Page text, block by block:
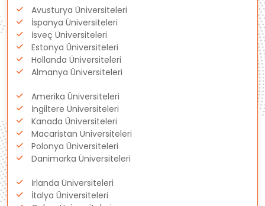
Fransa
Litvanya
Letonya
Gürcistan
Estonya
İsveç
Danimarka
Avusturya Üniversiteleri
İspanya Üniversiteleri
İsveç Üniversiteleri
Estonya Üniversiteleri
Hollanda Üniversiteleri
Almanya Üniversiteleri
Amerika Üniversiteleri
İngiltere Üniversiteleri
Kanada Üniversiteleri
Macaristan Üniversiteleri
Polonya Üniversiteleri
Danimarka Üniversiteleri
İrlanda Üniversiteleri
İtalya Üniversiteleri